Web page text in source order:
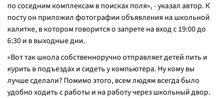
по соседним комплексам в поисках поля», - указал автор. К
посту он приложил фотографии объявления на школьной
калитке, в котором говорится о запрете на вход с 19:00 до
6:30 и в выходные дни.
«Вот так школа собственноручно отправляет детей пить и
курить в подъездах и сидеть у компьютера. Ну кому вы
лучше сделали? Помимо этого, всем людям всегда было
удобно ходить с работы и на работу через школьный двор.